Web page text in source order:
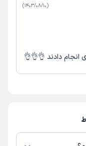
(
1403/08/10
)
انجام دادند 👌👌👌